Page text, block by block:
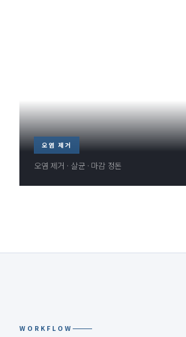
오염 제거
오염 제거 · 살균 · 마감 정돈
WORKFLOW